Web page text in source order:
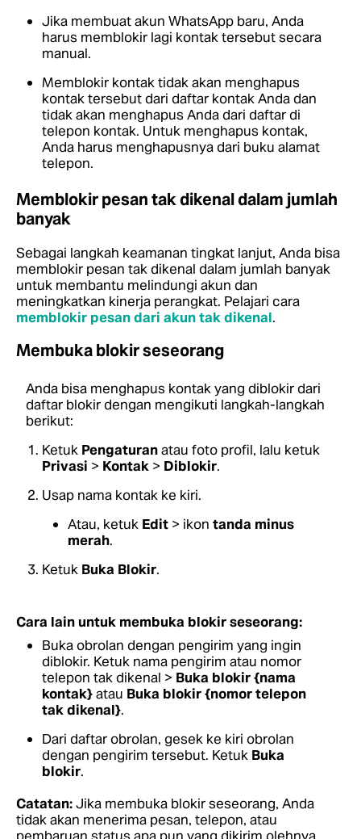
Jika membuat akun WhatsApp baru, Anda
harus memblokir lagi kontak tersebut secara
manual.
Memblokir kontak tidak akan menghapus
kontak tersebut dari daftar kontak Anda dan
tidak akan menghapus Anda dari daftar di
telepon kontak. Untuk menghapus kontak,
Anda harus menghapusnya dari buku alamat
telepon.
Memblokir pesan tak dikenal dalam jumlah
banyak
Sebagai langkah keamanan tingkat lanjut, Anda bisa
memblokir pesan tak dikenal dalam jumlah banyak
untuk membantu melindungi akun dan
meningkatkan kinerja perangkat. Pelajari cara
memblokir pesan dari akun tak dikenal.
Membuka blokir seseorang
Anda bisa menghapus kontak yang diblokir dari
daftar blokir dengan mengikuti langkah-langkah
berikut:
Ketuk Pengaturanatau foto profil, lalu ketuk
Privasi > Kontak > Diblokir.
Usap nama kontak ke kiri.
Atau, ketuk Edit > ikon tanda minus
merah.
Ketuk Buka Blokir.
Cara lain untuk membuka blokir seseorang:
Buka obrolan dengan pengirim yang ingin
diblokir. Ketuk nama pengirim atau nomor
telepon tak dikenal > Buka blokir {nama
kontak}atau Buka blokir {nomor telepon
tak dikenal}.
Dari daftar obrolan, gesek ke kiri obrolan
dengan pengirim tersebut. Ketuk Buka
blokir.
Catatan:Jika membuka blokir seseorang, Anda
tidak akan menerima pesan, telepon, atau
pembaruan status apa pun yang dikirim olehnya